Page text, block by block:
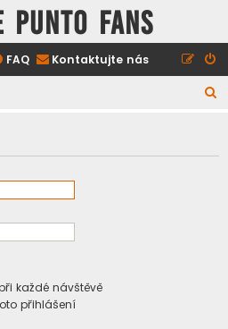
PUNTO FANS
FAQ Kontaktujte nás
d
každé návštěvě
přihlášení